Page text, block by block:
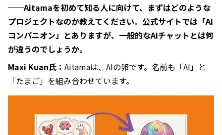
──Aitamaを初めて知る人に向けて、まずはどのような
プロジェクトなのか教えてください。公式サイトでは「AI
コンパニオン」とありますが、一般的なAIチャットとは何
が違うのでしょうか。
Maxi Kuan氏： Aitamaは、AIの卵です。名前も「AI」と
「たまご」を組み合わせています。